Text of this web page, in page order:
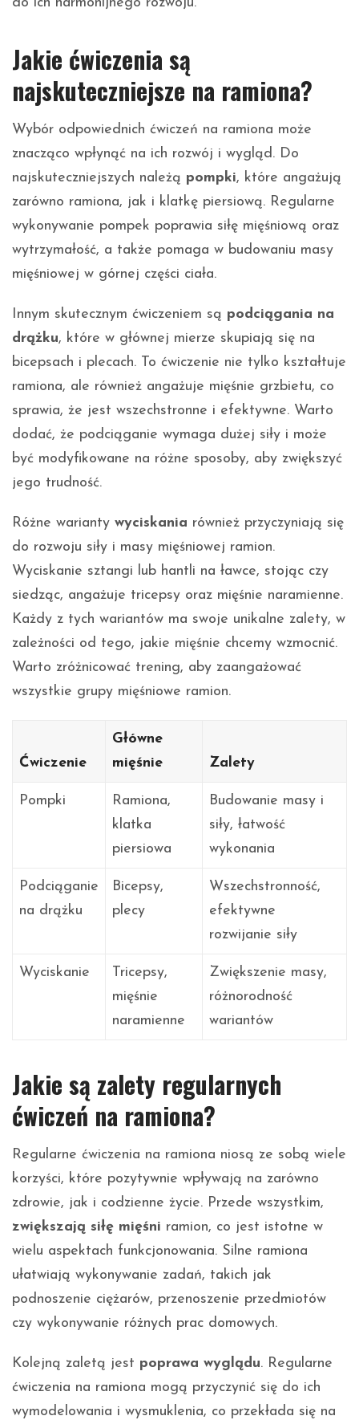
Jakie ćwiczenia są
najskuteczniejsze na ramiona?
Wybór odpowiednich ćwiczeń na ramiona może
znacząco wpłynąć na ich rozwój i wygląd. Do
najskuteczniejszych należą pompki, które angażują
zarówno ramiona, jak i klatkę piersiową. Regularne
wykonywanie pompek poprawia siłę mięśniową oraz
wytrzymałość, a także pomaga w budowaniu masy
mięśniowej w górnej części ciała.
Innym skutecznym ćwiczeniem są podciągania na
drążku, które w głównej mierze skupiają się na
bicepsach i plecach. To ćwiczenie nie tylko kształtuje
ramiona, ale również angażuje mięśnie grzbietu, co
sprawia, że jest wszechstronne i efektywne. Warto
dodać, że podciąganie wymaga dużej siły i może
być modyfikowane na różne sposoby, aby zwiększyć
jego trudność.
Różne warianty wyciskania również przyczyniają się
do rozwoju siły i masy mięśniowej ramion.
Wyciskanie sztangi lub hantli na ławce, stojąc czy
siedząc, angażuje tricepsy oraz mięśnie naramienne.
Każdy z tych wariantów ma swoje unikalne zalety, w
zależności od tego, jakie mięśnie chcemy wzmocnić.
Warto zróżnicować trening, aby zaangażować
wszystkie grupy mięśniowe ramion.
Ćwiczenie
Główne
mięśnie
Zalety
Pompki
Ramiona,
klatka
piersiowa
Budowanie masy i
siły, łatwość
wykonania
Podciąganie
na drążku
Bicepsy,
plecy
Wszechstronność,
efektywne
rozwijanie siły
Wyciskanie
Tricepsy,
mięśnie
naramienne
Zwiększenie masy,
różnorodność
wariantów
Jakie są zalety regularnych
ćwiczeń na ramiona?
Regularne ćwiczenia na ramiona niosą ze sobą wiele
korzyści, które pozytywnie wpływają na zarówno
zdrowie, jak i codzienne życie. Przede wszystkim,
zwiększają siłę mięśni ramion, co jest istotne w
wielu aspektach funkcjonowania. Silne ramiona
ułatwiają wykonywanie zadań, takich jak
podnoszenie ciężarów, przenoszenie przedmiotów
czy wykonywanie różnych prac domowych.
Kolejną zaletą jest poprawa wyglądu. Regularne
ćwiczenia na ramiona mogą przyczynić się do ich
wymodelowania i wysmuklenia, co przekłada się na